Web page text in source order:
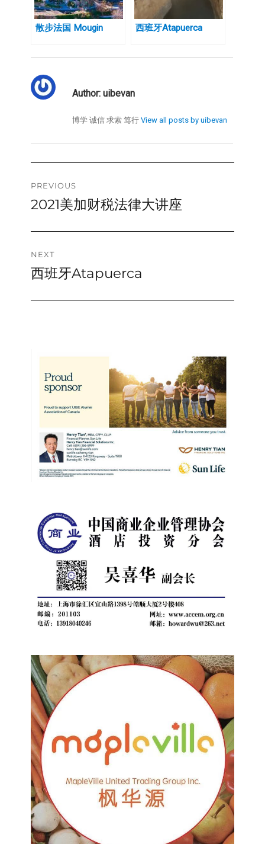
散步法国 Mougin 西班牙Atapuerca
Author:uibevan
博学 诚信 求索 笃行 View all posts by uibevan
Post
navigation
PREVIOUS
Previous
2021美加财税法律大讲座
NEXT
Next
西班牙Atapuerca